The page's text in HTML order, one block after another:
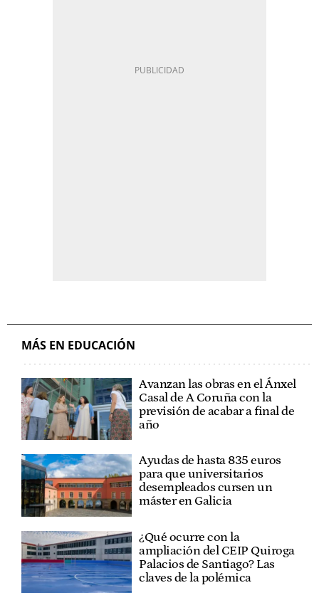
MÁS EN EDUCACIÓN
Avanzan las obras en el Ánxel
Casal de A Coruña con la
previsión de acabar a final de
año
Ayudas de hasta 835 euros
para que universitarios
desempleados cursen un
máster en Galicia
¿Qué ocurre con la
ampliación del CEIP Quiroga
Palacios de Santiago? Las
claves de la polémica